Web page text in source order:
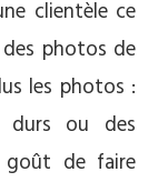
clientèle ce
photos de
les photos :
durs ou des
goût de faire